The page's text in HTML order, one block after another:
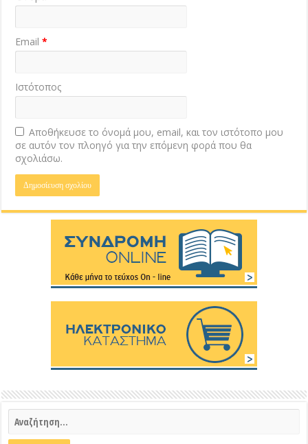
Email*
Ιστότοπος
Αποθήκευσε το όνομά μου, email, και τον ιστότοπο μου
σε αυτόν τον πλοηγό για την επόμενη φορά που θα
σχολιάσω.